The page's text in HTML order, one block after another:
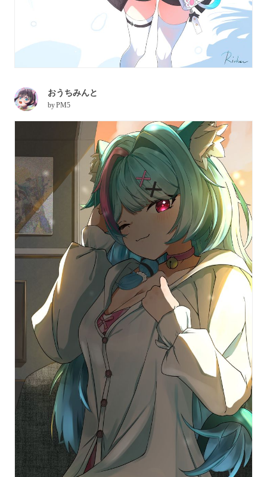
おうちみんと
byPM5